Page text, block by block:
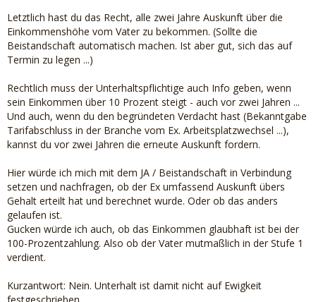
Letztlich hast du das Recht, alle zwei Jahre Auskunft über die
Einkommenshöhe vom Vater zu bekommen. (Sollte die
Beistandschaft automatisch machen. Ist aber gut, sich das auf
Termin zu legen ...)
Rechtlich muss der Unterhaltspflichtige auch Info geben, wenn
sein Einkommen über 10 Prozent steigt - auch vor zwei Jahren ...
Und auch, wenn du den begründeten Verdacht hast (Bekanntgabe
Tarifabschluss in der Branche vom Ex. Arbeitsplatzwechsel ...),
kannst du vor zwei Jahren die erneute Auskunft fordern.
Hier würde ich mich mit dem JA / Beistandschaft in Verbindung
setzen und nachfragen, ob der Ex umfassend Auskunft übers
Gehalt erteilt hat und berechnet wurde. Oder ob das anders
gelaufen ist.
Gucken würde ich auch, ob das Einkommen glaubhaft ist bei der
100-Prozentzahlung. Also ob der Vater mutmaßlich in der Stufe 1
verdient.
Kurzantwort: Nein. Unterhalt ist damit nicht auf Ewigkeit